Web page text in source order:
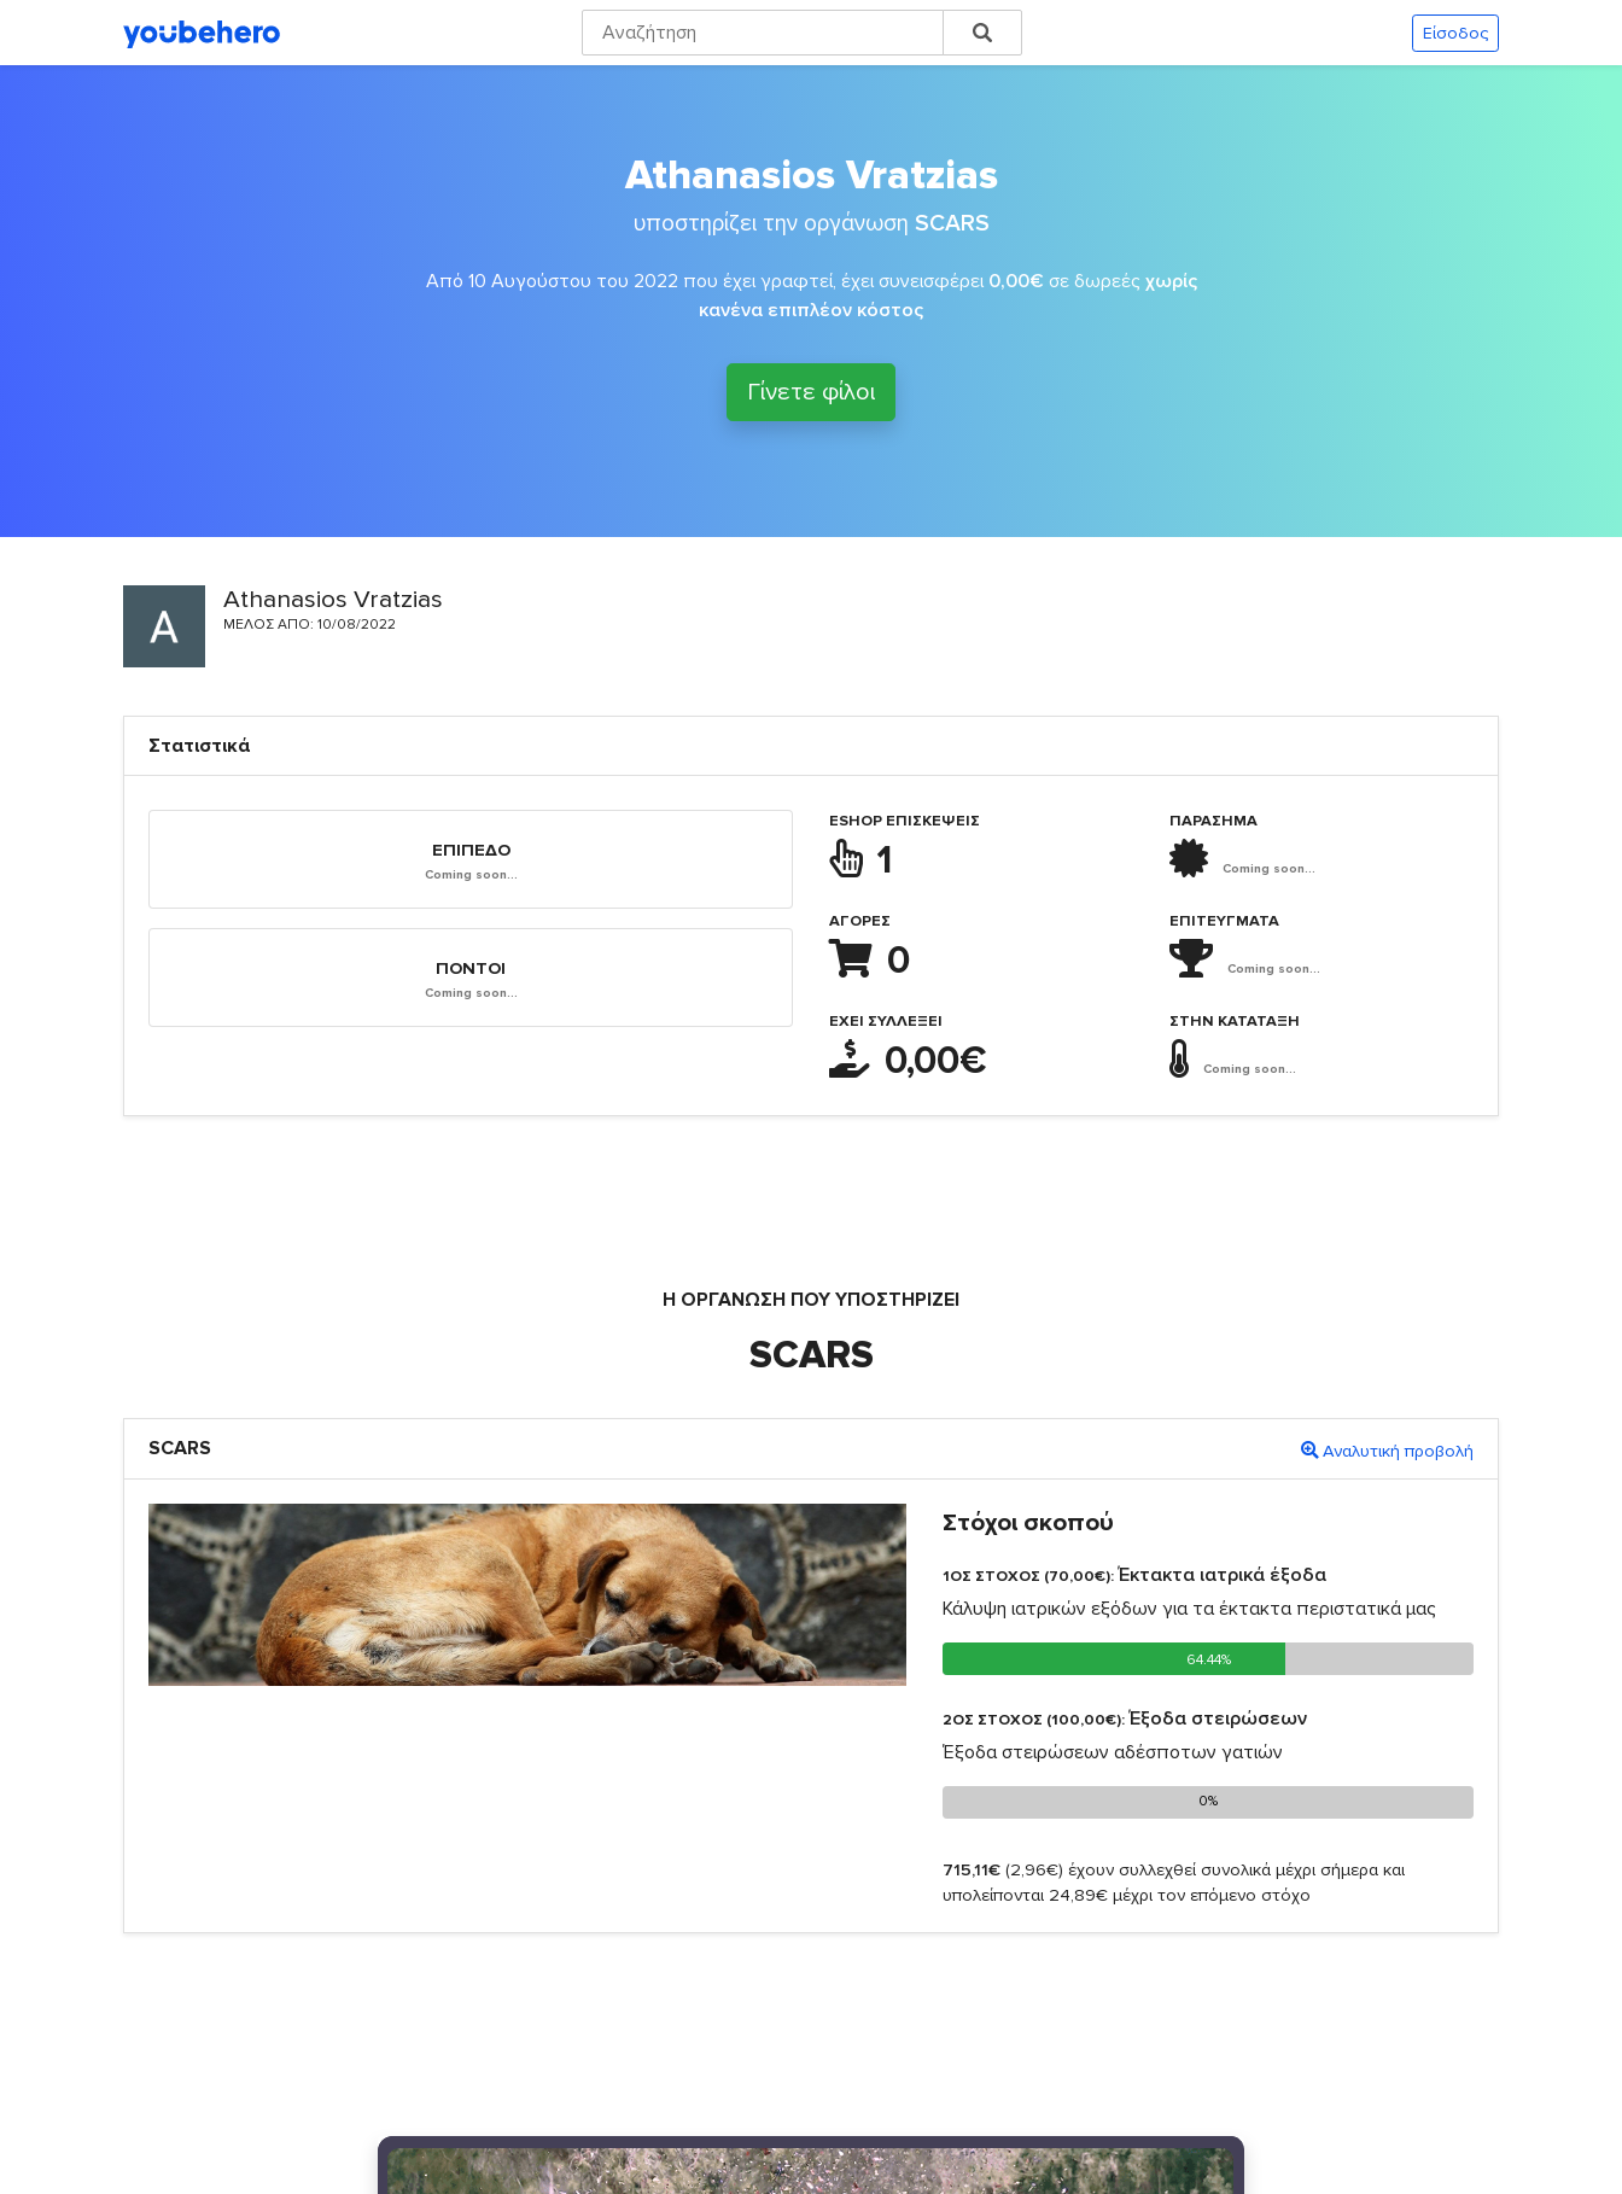
Είσοδος
Athanasios Vratzias
υποστηρίζει την οργάνωση SCARS
Από 10 Αυγούστου του 2022 που έχει γραφτεί, έχει συνεισφέρει 0,00€ σε δωρεές χωρίς
κανένα επιπλέον κόστος
Γίνετε φίλοι
Athanasios Vratzias
ΜΈΛΟΣ ΑΠΌ: 10/08/2022
Στατιστικά
ΕΠΊΠΕΔΟ
Coming soon...
ΠΌΝΤΟΙ
Coming soon...
ESHOP ΕΠΙΣΚΈΨΕΙΣ
1
ΑΓΟΡΈΣ
0
ΈΧΕΙ ΣΥΛΛΈΞΕΙ
0,00€
ΠΑΡΑΣΗΜΑ
Coming soon...
ΕΠΙΤΕΎΓΜΑΤΑ
Coming soon...
ΣΤΗΝ ΚΑΤΆΤΑΞΗ
Coming soon...
Η ΟΡΓΆΝΩΣΗ ΠΟΥ ΥΠΟΣΤΗΡΙΖΕΙ
SCARS
SCARS Αναλυτική προβολή
Στόχοι σκοπού
1ΟΣ ΣΤΟΧΟΣ (70,00€):Έκτακτα ιατρικά έξοδα
Κάλυψη ιατρικών εξόδων για τα έκτακτα περιστατικά μας
64.44%
64.44%
2ΟΣ ΣΤΟΧΟΣ (100,00€):Έξοδα στειρώσεων
Έξοδα στειρώσεων αδέσποτων γατιών
0%
0%
715,11€ (2,96€) έχουν συλλεχθεί συνολικά μέχρι σήμερα και
υπολείπονται 24,89€ μέχρι τον επόμενο στόχο